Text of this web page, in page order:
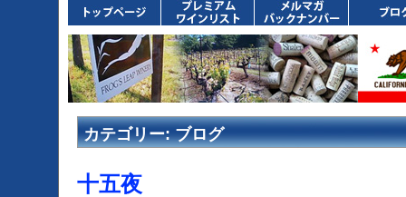
カテゴリー:ブログ
十五夜